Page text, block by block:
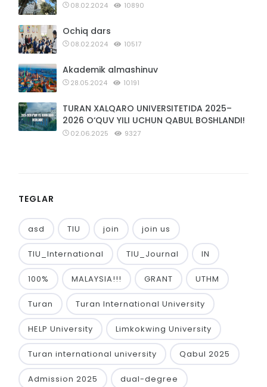
08.02.2024 10890
Ochiq dars
08.02.2024 10517
Akademik almashinuv
28.05.2024 10191
TURAN XALQARO UNIVERSITETIDA 2025–
2026 O‘QUV YILI UCHUN QABUL BOSHLANDI!
02.06.2025 9327
TEGLAR
asd TIU join join us
TIU_International TIU_Journal IN
100% MALAYSIA!!! GRANT UTHM
Turan Turan International University
HELP University Limkokwing University
Turan international university Qabul 2025
Admission 2025 dual-degree